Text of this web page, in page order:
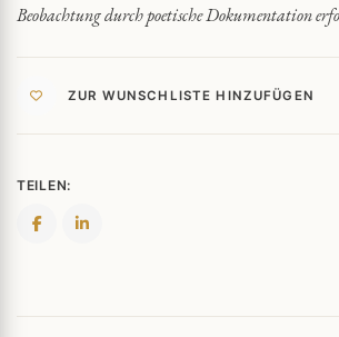
Beobachtung durch poetische Dokumentation
ZUR WUNSCHLISTE HINZUFÜGEN
TEILEN: